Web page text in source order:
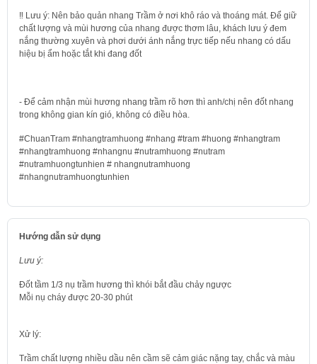
‼ Lưu ý: Nên bảo quản nhang Trầm ở nơi khô ráo và thoáng mát. Để giữ
chất lượng và mùi hương của nhang được thơm lâu, khách lưu ý đem
nắng thường xuyên và phơi dưới ánh nắng trực tiếp nếu nhang có dấu
hiệu bị ẩm hoặc tắt khi đang đốt
- Để cảm nhận mùi hương nhang trầm rõ hơn thì anh/chị nên đốt nhang
trong không gian kín gió, không có điều hòa.
#ChuanTram #nhangtramhuong #nhang #tram #huong #nhangtram
#nhangtramhuong #nhangnu #nutramhuong #nutram
#nutramhuongtunhien # nhangnutramhuong
#nhangnutramhuongtunhien
Hướng dẫn sử dụng
Lưu ý:
Đốt tầm 1/3 nụ trầm hương thì khói bắt đầu chảy ngược
Mỗi nụ cháy được 20-30 phút
Xử lý:
Trầm chất lượng nhiều dầu nên cầm sẽ cảm giác nặng tay, chắc và màu